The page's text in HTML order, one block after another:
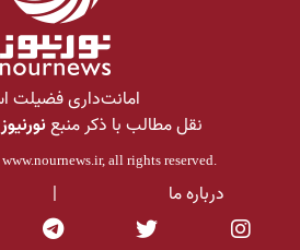
امانت‌داری فضیلت
نقل مطالب با ذکر منبعنورنیوز
www.nournews.ir, all rights reserved.
درباره ما |